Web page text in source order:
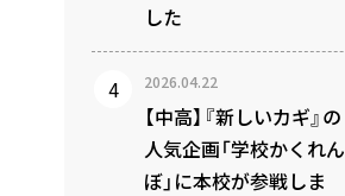
した
2026.04.22
【中高】『新しいカギ』の
人気企画「学校かくれん
ぼ」に本校が参戦しま